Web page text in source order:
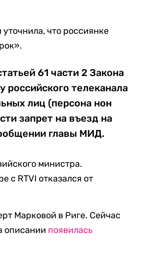
что россиянке
61 части 2 Закона
российского телеканала
лиц (персона нон
запрет на въезд на
главы МИД.
министра.
с RTVI отказался от
Марковой в Риге. Сейчас
описании появилась